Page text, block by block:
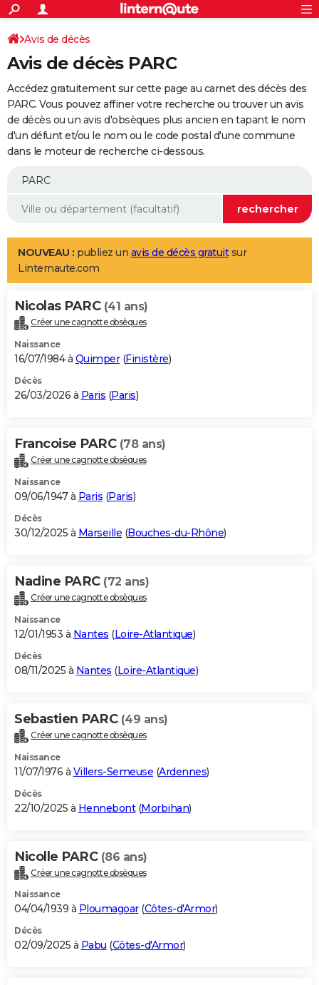
ACTUALITÉS
Politique
Société
Faits Divers
Education
Monde
Villes
+
SPORT
Coupe du monde 2026
Football
Tennis
Cyclisme
Rugby
Forum
Programme TV
TNT
Streaming
Cinéma
Sorties cinéma
Musique
+
FINANCE
Retraite
Impôts
Epargne
Immobilier
Risques naturels par ville
Banque
Assurance
Crédit
AUTO
Essais
Réserver un essai
Citadines
Berlines
SUV
Forum auto
+
Mobiles
Meilleur smartphone
Internet
Ordinateurs
Jeux vidéo
Guide high-tech
Aménagement intérieur
LIFESTYLE
Art de vivre
Bien-être
Loisirs
Mode
Modes de vie
Alimentation
Guide de la santé
Maladies
Médicaments
Sommeil
VOYAGE
Destinations
City break
Voyage nature
Voyage de noces
Forum
Climat
+PHOTO
GUIDES D'ACHAT
BONS PLANS
Carte de Noël
Carte Bonne année
Carte Saint-Valentin
Carte Pâques
Carte d'anniversaire
DICTIONNAIRE
Dictionnaire
Biographies
Citations
Expressions
Proverbes
PROGRAMME TV
S'inscrire
Se connecter
Lycées
Collèges
Primaires
Universités
Entreprises
Service militaire
Avis de recherche
AVIS DE DÉCÈS
Bricolage
Lifestyle
Culture
Sport
Auto
Television
Voyage
Cinema
Avis de décès
Avis de décès PARC
Accédez gratuitement sur cette page au carnet des décès des
PARC. Vous pouvez affiner votre recherche ou trouver un avis
de décès ou un avis d'obsèques plus ancien en tapant le nom
d'un défunt et/ou le nom ou le code postal d'une commune
dans le moteur de recherche ci-dessous.
NOUVEAU : publiez un avis de décès gratuitsur
Linternaute.com
Nicolas PARC (41 ans)
Créer une cagnotte obsèques
Naissance
16/07/1984 à Quimper(Finistère)
Décès
26/03/2026 à Paris (Paris)
Francoise PARC (78 ans)
Créer une cagnotte obsèques
Naissance
09/06/1947 à Paris (Paris)
Décès
30/12/2025 à Marseille (Bouches-du-Rhône)
Nadine PARC (72 ans)
Créer une cagnotte obsèques
Naissance
12/01/1953 à Nantes (Loire-Atlantique)
Décès
08/11/2025 à Nantes (Loire-Atlantique)
Sebastien PARC (49 ans)
Créer une cagnotte obsèques
Naissance
11/07/1976 à Villers-Semeuse (Ardennes)
Décès
22/10/2025 à Hennebont(Morbihan)
Nicolle PARC (86 ans)
Créer une cagnotte obsèques
Naissance
04/04/1939 à Ploumagoar(Côtes-d'Armor)
Décès
02/09/2025 à Pabu (Côtes-d'Armor)